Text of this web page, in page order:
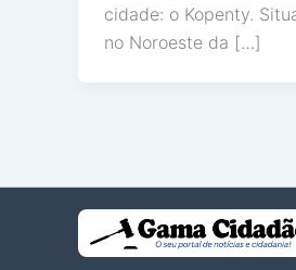
cidade: o Kopenty.
no Noroeste da […]